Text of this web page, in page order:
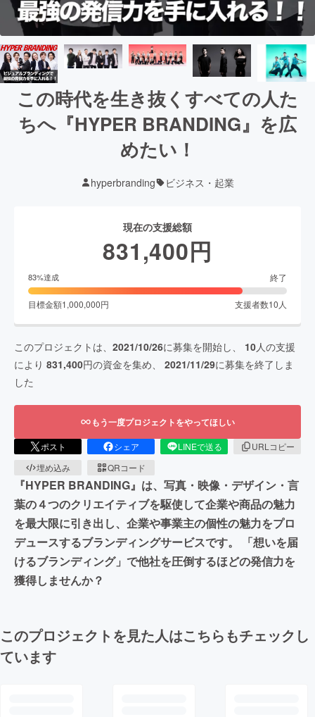
この時代を生き抜くすべての人た
ちへ『HYPER BRANDING』を広
めたい！
hyperbranding ビジネス・起業
現在の支援総額
831,400円
83%達成 終了
目標金額1,000,000円 支援者数10 人
このプロジェクトは、 2021/10/26に募集を開始し、 10人の支援
により 831,400円の資金を集め、 2021/11/29に募集を終了しま
した
もう一度プロジェクトをやってほしい
ポスト シェア LINEで送る
URLコピー
埋め込み
QRコード
『HYPER BRANDING』は、写真・映像・デザイン・言
葉の４つのクリエイティブを駆使して企業や商品の魅力
を最大限に引き出し、企業や事業主の個性の魅力をプロ
デュースするブランディングサービスです。 「想いを届
けるブランディング」で他社を圧倒するほどの発信力を
獲得しませんか？
このプロジェクトを見た人はこちらもチェックし
ています